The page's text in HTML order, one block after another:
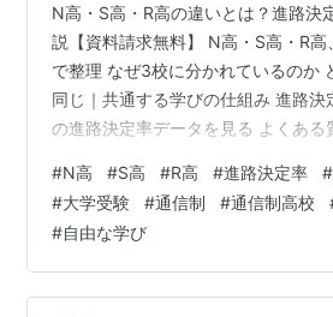
N高・S高・R高の違いとは？進路決
説【資料請求無料】 N高・S高・R
で整理 なぜ3校に分かれているのか
同じ｜共通する学びの仕組み 進路
の進路決定率データを見る よくある
リングとは何をするのですか？ Q. オ
は、どの学校でも参加できますか？
校ごとに発表されていますか？ 3校
い？迷ったときの考え方 まとめ｜違
まずは資料請求から 「N高」「S高
#N高 #S高 #R高 #進路決定率 #
#大学受験 #通信制 #通信制高校
#自由な学び